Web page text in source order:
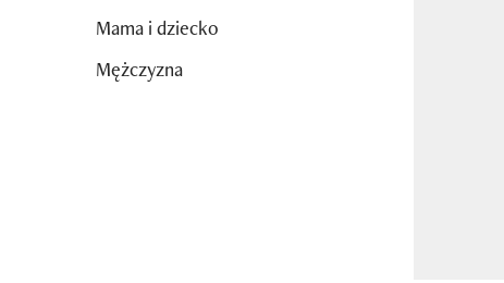
Mama i dziecko
Mężczyzna